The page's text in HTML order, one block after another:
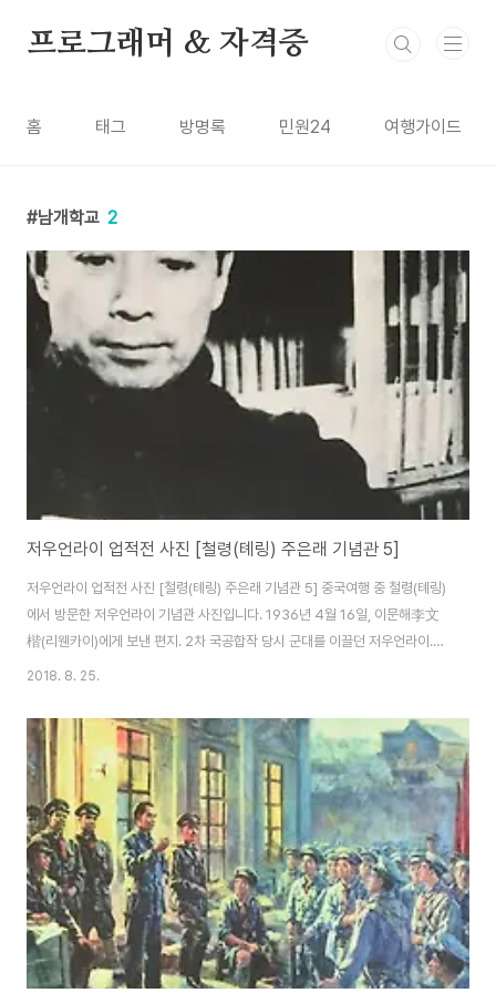
프로그래머 & 자격증
홈 태그 방명록 민원24 여행가이드
남개학교 2
저우언라이 업적전 사진 [철령(톄링) 주은래 기념관 5]
저우언라이 업적전 사진 [철령(톄링) 주은래 기념관 5] 중국여행 중 철령(톄링)
에서 방문한 저우언라이 기념관 사진입니다. 1936년 4월 16일, 이문해李文
楷(리웬카이)에게 보낸 편지. 2차 국공합작 당시 군대를 이끌던 저우언라이.
서안사건과 2차 국공합작 당시의 주은래. 1930년대 수염을 기른 저우언라이.
람들과 찍은 사진. 1945년 쌍십협정 당시 마오쩌둥과 저우언라이. 저우언라이
는 아내와 아이를 낳지 못했습니다. 그래서 조카나 공산당 내부에 남은 고아들
을 친자식처럼 키웠습니다. 1946년 국공내전 당시 중공대표로 회의에 참석한
저우언라이와 마오쩌둥. 1947년 3월 18일, 국민당은 옌안을 공격하지만 공산
당 핵심 세..
2018. 8. 25.